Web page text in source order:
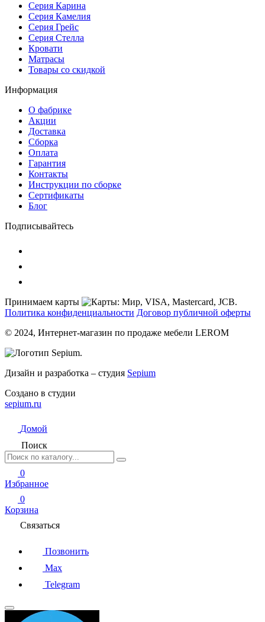
Серия Карина
Серия Камелия
Серия Грейс
Серия Стелла
Кровати
Матрасы
Товары со скидкой
Информация
О фабрике
Акции
Доставка
Сборка
Оплата
Гарантия
Контакты
Инструкции по сборке
Сертификаты
Блог
Подписывайтесь
Принимаем карты
Политика конфиденциальности Договор публичной оферты
© 2024, Интернет-магазин по продаже мебели LEROM
Дизайн и разработка – студия Sepium
Создано в студии
sepium.ru
Домой
Поиск
0
Избранное
0
Корзина
Связаться
Позвонить
Max
Telegram